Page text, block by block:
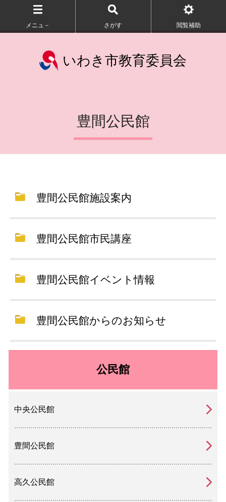
メニュ－ さがす 閲覧補助
いわき市教育委員会
豊間公民館
豊間公民館施設案内
豊間公民館市民講座
豊間公民館イベント情報
豊間公民館からのお知らせ
公民館
中央公民館
豊間公民館
高久公民館